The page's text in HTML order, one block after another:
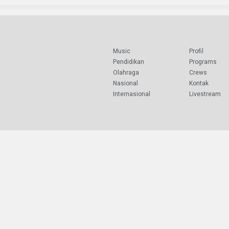
Music
Pendidikan
Olahraga
Nasional
Internasional
Profil
Programs
Crews
Kontak
Livestream